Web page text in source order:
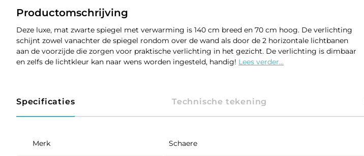
Productomschrijving
Deze luxe, mat zwarte spiegel met verwarming is 140 cm breed en 70 cm hoog. De verlichting
schijnt zowel vanachter de spiegel rondom over de wand als door de 2 horizontale lichtbanen
aan de voorzijde die zorgen voor praktische verlichting in het gezicht. De verlichting is dimbaar
en zelfs de lichtkleur kan naar wens worden ingesteld, handig! Lees verder...
Specificaties Technische tekening
Merk Schaere